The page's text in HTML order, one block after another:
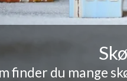
finder du mange